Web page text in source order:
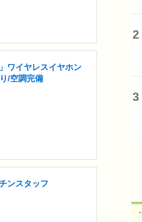
ワイヤレスイヤホン
/空調完備
ンスタッフ